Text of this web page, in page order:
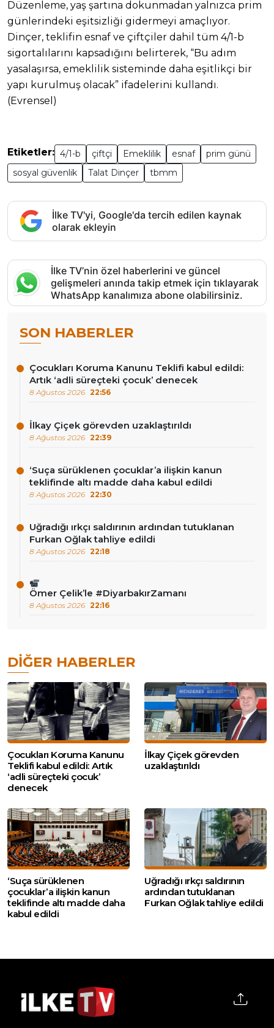
Düzenleme, yaş şartına dokunmadan yalnızca prim
günlerindeki eşitsizliği gidermeyi amaçlıyor.
Dinçer, teklifin esnaf ve çiftçiler dahil tüm 4/1-b
sigortalılarını kapsadığını belirterek, “Bu adım
yasalaşırsa, emeklilik sisteminde daha eşitlikçi bir
yapı kurulmuş olacak” ifadelerini kullandı.
(Evrensel)
Etiketler: 4/1-b çiftçi Emeklilik esnaf
prim günü
sosyal güvenlik
Talat Dinçer tbmm
İlke TV'yi, Google'da tercih edilen kaynak
olarak ekleyin
İlke TV’nin özel haberlerini ve güncel
gelişmeleri anında takip etmek için tıklayarak
WhatsApp kanalımıza abone olabilirsiniz.
SON HABERLER
Çocukları Koruma Kanunu Teklifi kabul edildi:
Artık ‘adli süreçteki çocuk’ denecek
8 Ağustos 2026 22:56
İlkay Çiçek görevden uzaklaştırıldı
8 Ağustos 2026 22:39
‘Suça sürüklenen çocuklar’a ilişkin kanun
teklifinde altı madde daha kabul edildi
8 Ağustos 2026 22:30
Uğradığı ırkçı saldırının ardından tutuklanan
Furkan Oğlak tahliye edildi
8 Ağustos 2026 22:18
Ömer Çelik’le #DiyarbakırZamanı
8 Ağustos 2026 22:16
DIĞER HABERLER
Çocukları Koruma Kanunu
Teklifi kabul edildi: Artık
‘adli süreçteki çocuk’
denecek
İlkay Çiçek görevden
uzaklaştırıldı
‘Suça sürüklenen
çocuklar’a ilişkin kanun
teklifinde altı madde daha
kabul edildi
Uğradığı ırkçı saldırının
ardından tutuklanan
Furkan Oğlak tahliye edildi